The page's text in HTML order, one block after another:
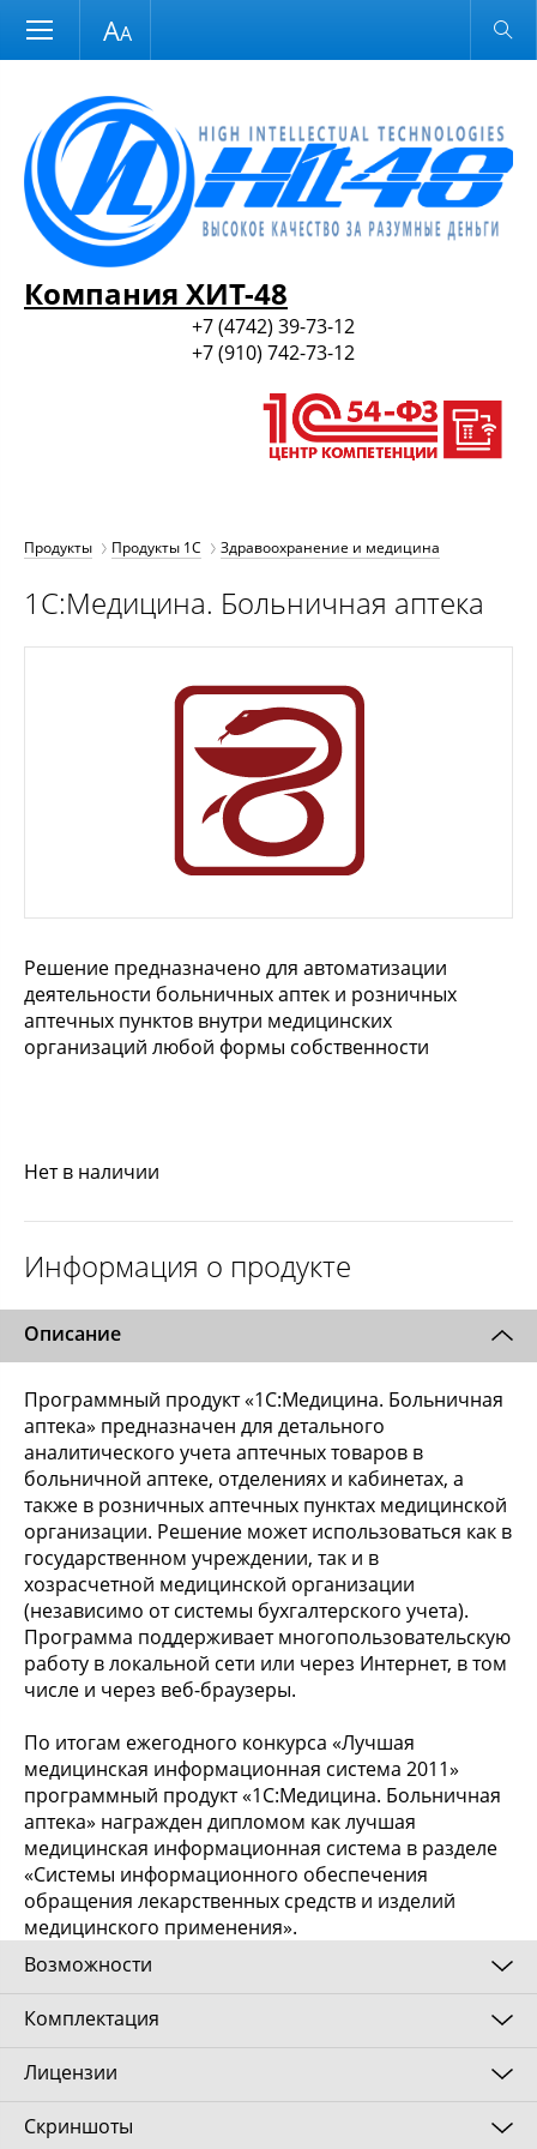
Размер шрифта Обычная версия
Компания ХИТ-48
+7 (4742) 39-73-12
+7 (910) 742-73-12
Продукты Продукты 1С Здравоохранение и медицина
1С:Медицина. Больничная аптека
Решение предназначено для автоматизации
деятельности больничных аптек и розничных
аптечных пунктов внутри медицинских
организаций любой формы собственности
Нет в наличии
Информация о продукте
Описание
Программный продукт «1C:Медицина. Больничная
аптека» предназначен для детального
аналитического учета аптечных товаров в
больничной аптеке, отделениях и кабинетах, а
также в розничных аптечных пунктах медицинской
организации. Решение может использоваться как в
государственном учреждении, так и в
хозрасчетной медицинской организации
(независимо от системы бухгалтерского учета).
Программа поддерживает многопользовательскую
работу в локальной сети или через Интернет, в том
числе и через веб-браузеры.
По итогам ежегодного конкурса «Лучшая
медицинская информационная система 2011»
программный продукт «1С:Медицина. Больничная
аптека» награжден дипломом как лучшая
медицинская информационная система в разделе
«Системы информационного обеспечения
обращения лекарственных средств и изделий
медицинского применения».
Возможности
В программе реализован универсальный подход
разного вида: медикаментов, расходных
учета лекарственных препаратов предусмотрены
Комплектация
Основная поставка программного продукта
себя:
Лицензии
Клиентские лицензии (дополнительные
Скриншоты